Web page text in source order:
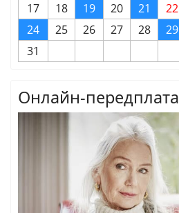
17
18 19 20 21 22
24
25 26 27 28 29
31
Онлайн-передплата